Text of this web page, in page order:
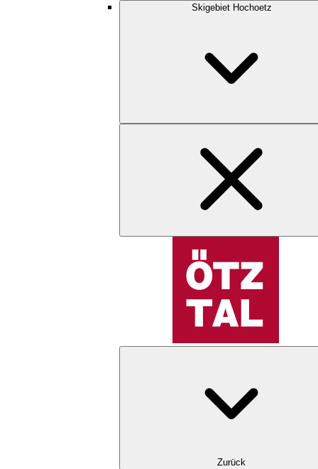
Skigebiet Hochoetz
Zurück